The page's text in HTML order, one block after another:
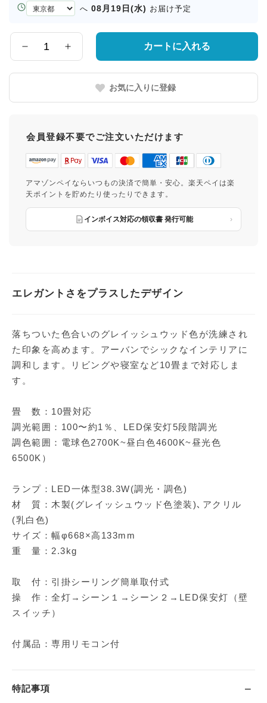
お
届
県
へ 08月19日(水) お届け予定
量
カートに入れる
お気に入りに登録
会員登録不要でご注文いただけます
アマゾンペイならいつもの決済で簡単・安心。楽天ペイは楽
天ポイントを貯めたり使ったりできます。
インボイス対応の領収書 発行可能
エレガントさをプラスしたデザイン
落ちついた色合いのグレイッシュウッド色が洗練され
た印象を高めます。アーバンでシックなインテリアに
調和します。リビングや寝室など10畳まで対応しま
す。
畳 数：10畳対応
調光範囲：100〜約1％、LED保安灯5段階調光
調色範囲：電球色2700K~昼白色4600K~昼光色
6500K）
ランプ：LED一体型38.3W(調光・調色)
材 質：木製(グレイッシュウッド色塗装)､アクリル
(乳白色)
サイズ：幅φ668×高133mm
重 量：2.3kg
取 付：引掛シーリング簡単取付式
操 作：全灯→シーン１→シーン２→LED保安灯（壁
スイッチ）
付属品：専用リモコン付
特記事項